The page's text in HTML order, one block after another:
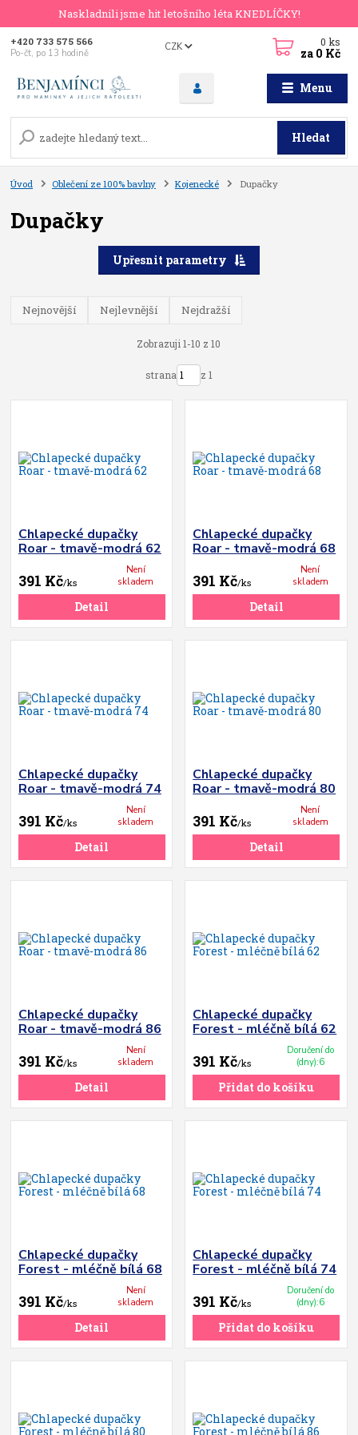
Naskladnili jsme hit letošního léta KNEDLÍČKY!
Menu
CZK
Hledat
+420 733 575 566
Po-čt, po 13 hodině
0ks
za 0 Kč
Úvod Oblečení ze 100% bavlny Kojenecké Dupačky
Dupačky
Upřesnit parametry
Nejnovější Nejlevnější Nejdražší
Zobrazuji 1-10 z 10
strana z 1
Chlapecké dupačky
Roar - tmavě-modrá 62
391 Kč/ks
Není
skladem
Detail
Chlapecké dupačky
Roar - tmavě-modrá 68
391 Kč/ks
Není
skladem
Detail
Chlapecké dupačky
Roar - tmavě-modrá 74
391 Kč/ks
Není
skladem
Detail
Chlapecké dupačky
Roar - tmavě-modrá 80
391 Kč/ks
Není
skladem
Detail
Chlapecké dupačky
Roar - tmavě-modrá 86
391 Kč/ks
Není
skladem
Detail
Chlapecké dupačky
Forest - mléčně bílá 62
391 Kč/ks
Doručení do
(dny):6
Přidat do košíku
Chlapecké dupačky
Forest - mléčně bílá 68
391 Kč/ks
Není
skladem
Detail
Chlapecké dupačky
Forest - mléčně bílá 74
391 Kč/ks
Doručení do
(dny):6
Přidat do košíku